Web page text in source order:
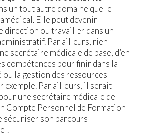
un tout autre domaine que le
Elle peut devenir
direction ou travailler dans un
Par ailleurs, rien
secrétaire médicale de base, d’en
compétences pour finir dans la
la gestion des ressources
exemple. Par ailleurs, il serait
une secrétaire médicale de
Compte Personnel de Formation
sécuriser son parcours